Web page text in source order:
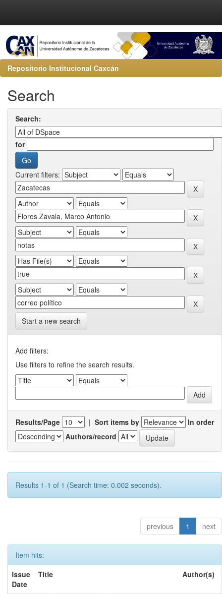
Repositorio Institucional Caxcán
Search
Search:
for
Current filters:
Start a new search
Add filters:
Use filters to refine the search results.
Results/Page | Sort items by
In order
Authors/record
Results 1-1 of 1 (Search time: 0.002 seconds).
previous 1 next
Item hits:
Issue
Date
Title Author(s)